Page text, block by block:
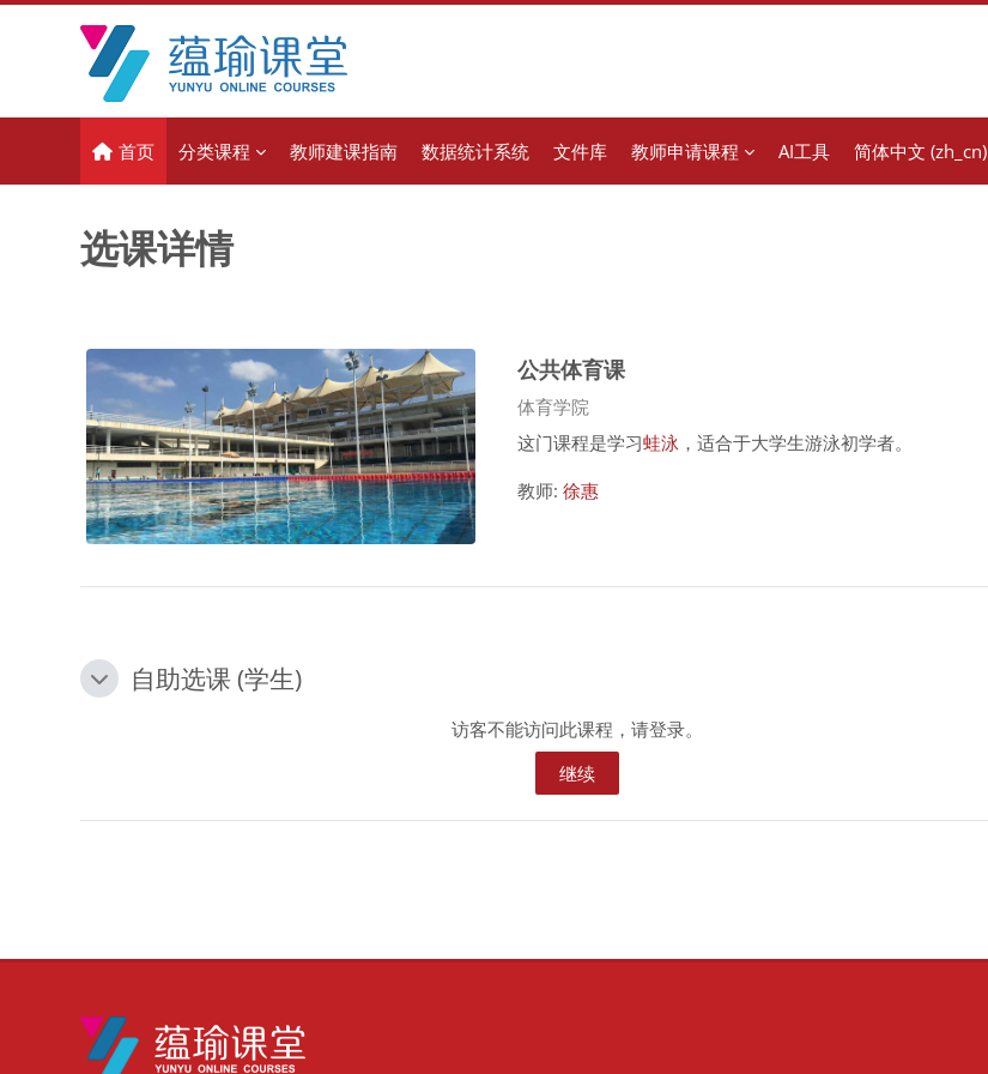
首页 分类课程 教师建课指南 数据统计系统 文件库 教师申请课程 AI工具 简体中文 ‎(zh_cn)‎
选课详情
公共体育课
课程类别
体育学院
游泳理论课视频
这门课程是学习蛙泳 ，适合于大学生游泳初学者。
教师:徐惠
自助选课 (学生)
自助选课 (学生)
自助选课 (学生)
访客不能访问此课程，请登录。
继续
版块